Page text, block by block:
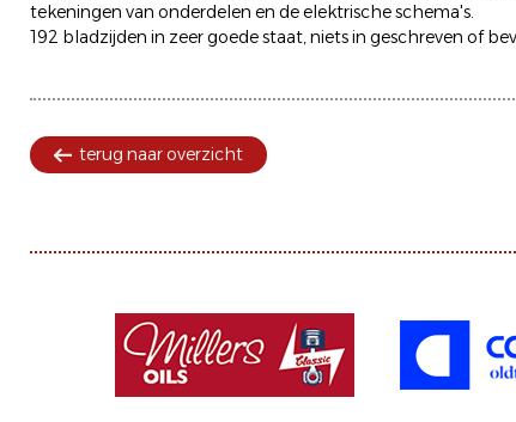
tekeningen van onderdelen en de elektrische schema's.
192 bladzijden in zeer goede staat, niets in geschreven of
terug naar overzicht